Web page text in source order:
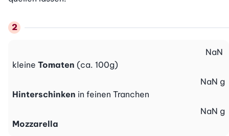
kleine Tomaten (ca. 100g)
NaN
Hinterschinken in feinen Tranchen
NaN g
Mozzarella
NaN g